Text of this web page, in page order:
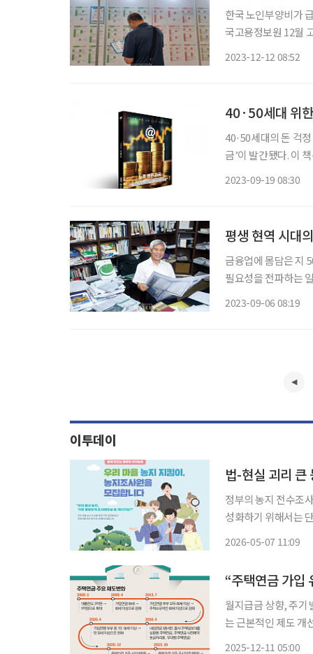
한국 노인부양비가
국고용정보원 12월
2023-12-12 08:52
40·50세대 위
40·50세대의 돈 걱
금’이 발간됐다. 이 책은 시니어 매거진 ‘브라보 마이 라이프’가 40·50세대를 위해 기획한 콘
2023-09-19 08:30
평생 현역 시대
금융업에 몸담은 지
필요성을 전파하는
2023-09-06 08:19
이투데이
정부의 농지 전수조
성화하기 위해서는
2026-05-07 11:09
월지급금 상향, 주기별 집값
는 근본적인 제도 개
2025-12-11 05:00